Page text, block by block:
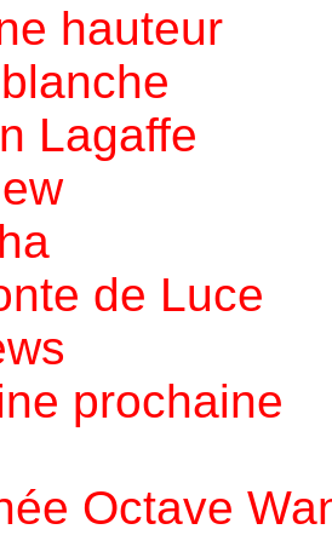
hauteur
Lagaffe
de Luce
prochaine
Octave